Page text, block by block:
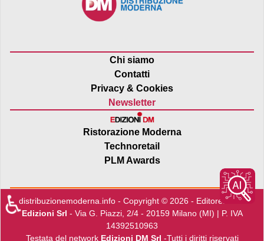
Chi siamo
Contatti
Privacy & Cookies
Newsletter
Ristorazione Moderna
Technoretail
PLM Awards
distribuzionemoderna.info - Copyright © 2026 - Editore:Edra
Edizioni Srl - Via G. Piazzi, 2/4 - 20159 Milano (MI) | P. IVA
14392510963
Testata del network Edizioni DM Srl -Tutti i diritti riservati